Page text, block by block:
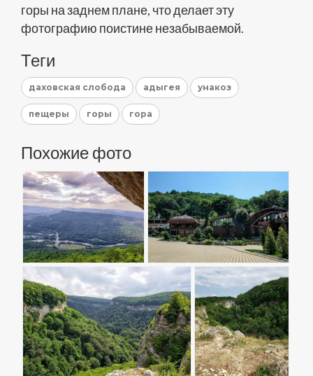
горы на заднем плане, что делает эту
фотографию поистине незабываемой.
Теги
даховская слобода адыгея унакоз
пещеры горы гора
Похожие фото